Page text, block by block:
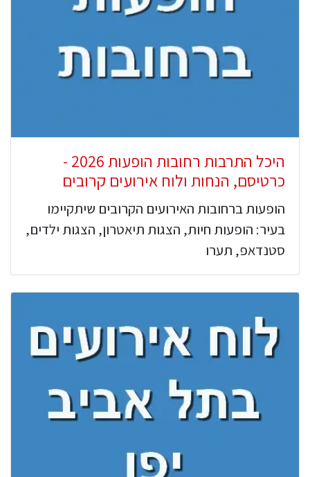
היכל התרבות רחובות הופעות 2026 -
כרטיסם, הנחות ולוח אירועים קרובים
הופעות ברחובות האירועים הקרובים שיתקיימו
בעיר: הופעות חיות, הצגות תיאטרון, הצגות ילדים,
סטנדאפ, תערו